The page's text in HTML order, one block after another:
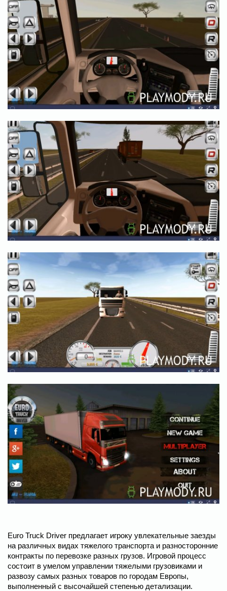
Euro Truck Driver предлагает игроку увлекательные заезды
на различных видах тяжелого транспорта и разносторонние
контракты по перевозке разных грузов. Игровой процесс
состоит в умелом управлении тяжелыми грузовиками и
развозу самых разных товаров по городам Европы,
выполненный с высочайшей степенью детализации.